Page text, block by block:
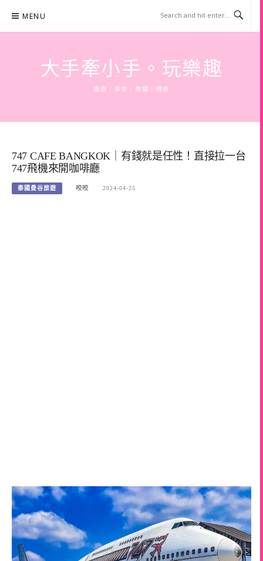
content
MENU
大手牽小手。玩樂趣
旅遊 | 美食 | 商攝 | 時尚
747 CAFE BANGKOK｜有錢就是任性！直接拉一台
747飛機來開咖啡廳
泰國曼谷旅遊 咬咬 2024-04-25